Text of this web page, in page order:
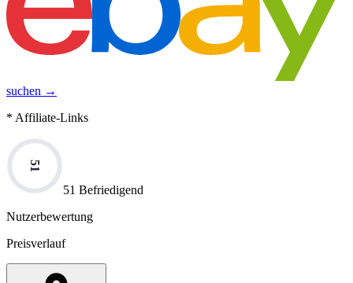
suchen →
* Affiliate-Links
51
51 Befriedigend
Nutzerbewertung
Preisverlauf